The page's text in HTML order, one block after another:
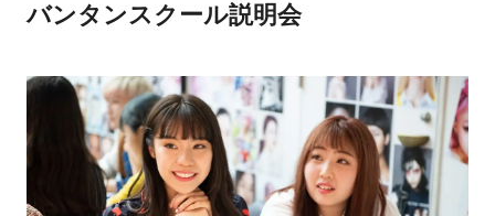
バンタンスクール説明会